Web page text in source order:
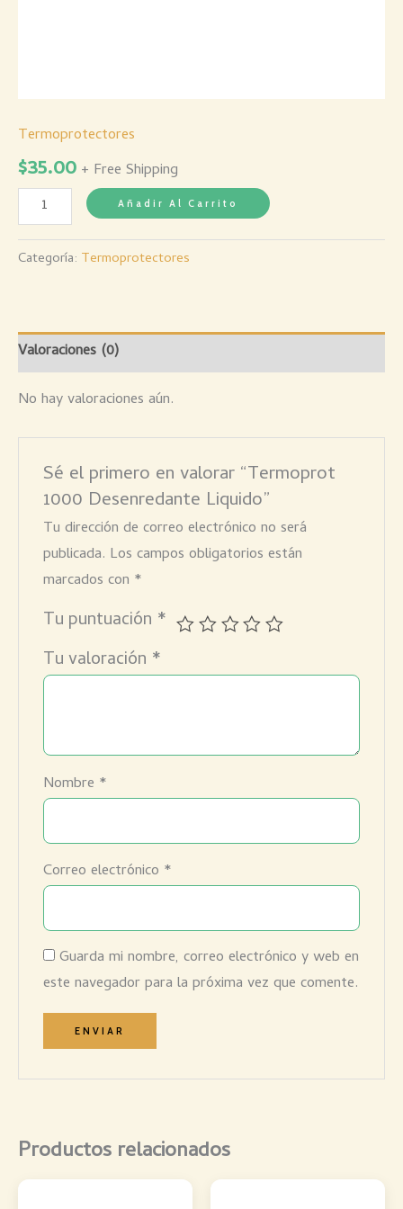
Termoprotectores
$35.00 + Free Shipping
Añadir Al Carrito
Categoría: Termoprotectores
Valoraciones (0)
No hay valoraciones aún.
Sé el primero en valorar “Termoprot
1000 Desenredante Liquido”
Tu dirección de correo electrónico no será
publicada. Los campos obligatorios están
marcados con *
Tu puntuación *
Tu valoración *
Nombre *
Correo electrónico *
Guarda mi nombre, correo electrónico y web en
este navegador para la próxima vez que comente.
Productos relacionados